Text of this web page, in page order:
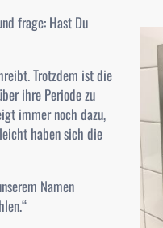
frage: Hast Du
Trotzdem ist die
ihre Periode zu
immer noch dazu,
haben sich die
Namen